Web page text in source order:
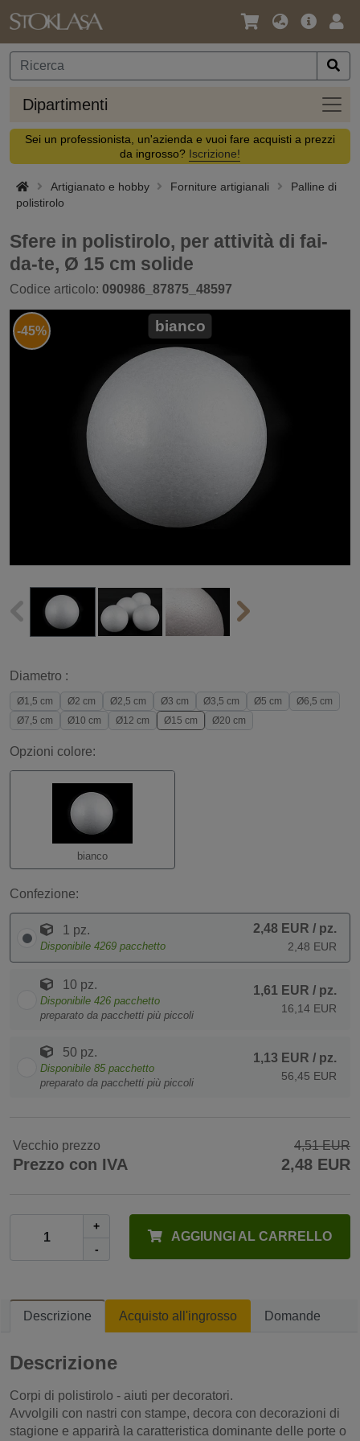
Lingua
Valuta
Offerta
Dipartimenti
Sei un professionista, un'azienda e vuoi fare acquisti a prezzi
da ingrosso? Iscrizione!
Artigianato e hobby Forniture artigianali
Palline di
polistirolo
Sfere in polistirolo, per attività di fai-
da-te, Ø 15 cm solide
Codice articolo: 090986_87875_48597
-45% bianco
Diametro :
Ø1,5 cm Ø2 cm Ø2,5 cm Ø3 cm Ø3,5 cm Ø5 cm
Ø6,5 cm
Ø7,5 cm
Ø10 cm Ø12 cm Ø15 cm Ø20 cm
Opzioni colore:
bianco
Confezione:
1 pz.
Disponibile 4269 pacchetto
2,48 EUR / pz.
2,48 EUR
10 pz.
Disponibile 426 pacchetto
preparato da pacchetti più piccoli
1,61 EUR / pz.
16,14 EUR
50 pz.
Disponibile 85 pacchetto
preparato da pacchetti più piccoli
1,13 EUR / pz.
56,45 EUR
Vecchio prezzo 4,51 EUR
Prezzo con IVA 2,48 EUR
+
-
AGGIUNGI AL CARRELLO
Descrizione Acquisto all'ingrosso Domande
Descrizione
Corpi di polistirolo - aiuti per decoratori.
Avvolgili con nastri con stampe, decora con decorazioni di
stagione e apparirà la caratteristica dominante delle porte o